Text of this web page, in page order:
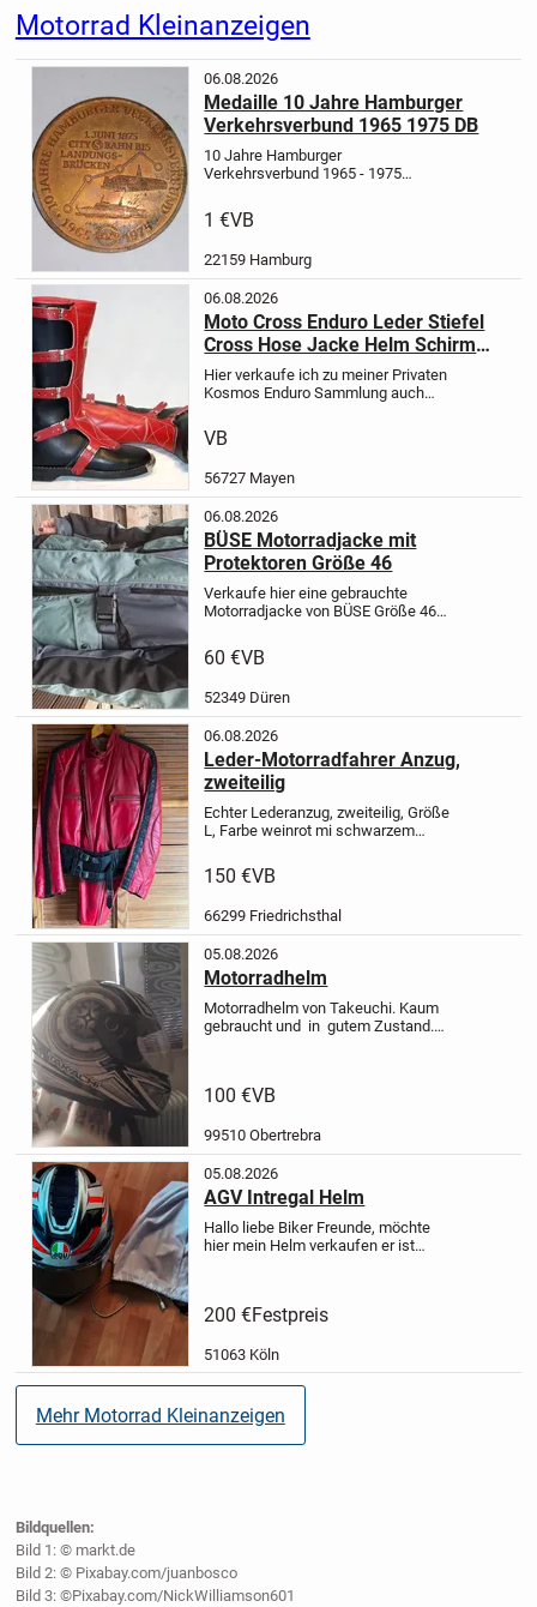
Motorrad Kleinanzeigen
06.08.2026
Medaille 10 Jahre Hamburger
Verkehrsverbund 1965 1975 DB
10 Jahre Hamburger
Verkehrsverbund 1965 - 1975
einer seltene Medaille 10 Jahre
Hamburger Verkehrsverbund,
HamburgAus dem Jahre...
1 €VB
22159 Hamburg
06.08.2026
Moto Cross Enduro Leder Stiefel
Cross Hose Jacke Helm Schirm
Handschuhe Nierenschutz Meine
Private Sammlung
Hier verkaufe ich zu meiner Privaten
Kosmos Enduro Sammlung auch
Bekleidung haltbare strabazierfähige
echt Leder Cross Enduro Stiefel
VB
56727 Mayen
06.08.2026
BÜSE Motorradjacke mit
Protektoren Größe 46
Verkaufe hier eine gebrauchte
Motorradjacke von BÜSE Größe 46
wind- und wasserdicht
60 €VB
52349 Düren
06.08.2026
Leder-Motorradfahrer Anzug,
zweiteilig
Echter Lederanzug, zweiteilig, Größe
L, Farbe weinrot mi schwarzem
Reißverschluss Brusttaschen und
zwei innenliegenden Brusttaschen,
150 €VB
66299 Friedrichsthal
05.08.2026
Motorradhelm
Motorradhelm von Takeuchi. Kaum
gebraucht und in gutem Zustand.
100 €VB
99510 Obertrebra
05.08.2026
AGV Intregal Helm
Hallo liebe Biker Freunde, möchte
hier mein Helm verkaufen er ist
57 - 58 Verkaufe nur an...
200 €Festpreis
51063 Köln
Mehr Motorrad Kleinanzeigen
Bildquellen:
Bild 1: © markt.de
Bild 2: © Pixabay.com/juanbosco
Bild 3: ©Pixabay.com/NickWilliamson601